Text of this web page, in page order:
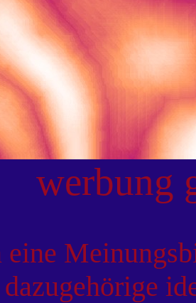
werbung
eine